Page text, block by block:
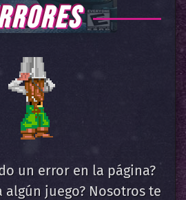
un error en la página?
juego? Nosotros te